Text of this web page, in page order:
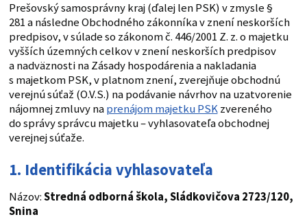
Prešovský samosprávny kraj (ďalej len PSK) v zmysle §
281 a následne Obchodného zákonníka v znení neskorších
predpisov, v súlade so zákonom č. 446/2001 Z. z. o majetku
vyšších územných celkov v znení neskorších predpisov
a nadväznosti na Zásady hospodárenia a nakladania
s majetkom PSK, v platnom znení, zverejňuje obchodnú
verejnú súťaž (O.V.S.) na podávanie návrhov na uzatvorenie
nájomnej zmluvy naprenájom majetku PSKzvereného
do správy správcu majetku – vyhlasovateľa obchodnej
verejnej súťaže.
1. Identifikácia vyhlasovateľa
Názov:Stredná odborná škola, Sládkovičova 2723/120,
Snina